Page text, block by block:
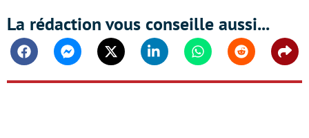
La rédaction vous conseille aussi...
FacebookMessengerTwitter Linkedin WhatsappReddit